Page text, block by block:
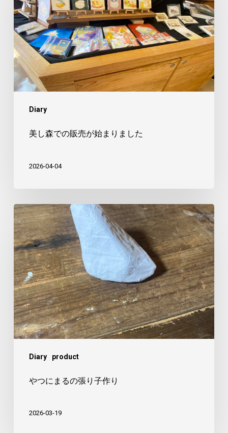
Diary
で
の
販
売
が
始
美し森での販売が始まりました
2026-04-04
Diary product
や
つ
に
ま
る
の
張
り
子
やつにまるの張り子作り
2026-03-19